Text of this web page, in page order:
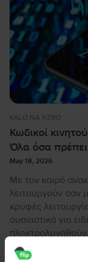
KALO NA XERO
Κωδικοί
Όλα όσα πρέπει
May 18, 2026
Με τον καιρό
λειτουργούν σαν
κρυφές
ουσιαστικά για
πληροφορίες